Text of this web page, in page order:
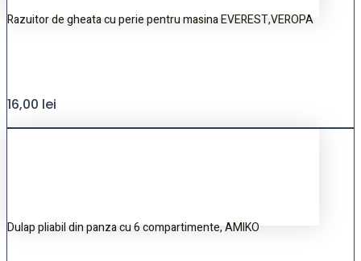
Razuitor de gheata cu perie pentru masina EVEREST,VEROPA
16,00 lei
Dulap pliabil din panza cu 6 compartimente, AMIKO